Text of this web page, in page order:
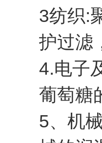
3纺织:
护过滤
4.电子
葡萄糖
5、机